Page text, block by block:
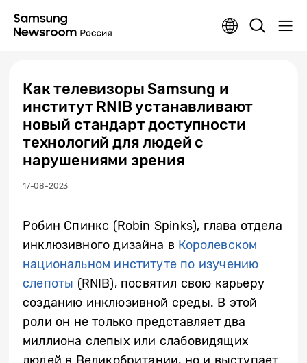
Как телевизоры Samsung и
институт RNIB устанавливают
новый стандарт доступности
технологий для людей с
нарушениями зрения
17-08-2023
Робин Спинкс (Robin Spinks), глава отдела
инклюзивного дизайна в Королевском
национальном институте по изучению
слепоты (RNIB), посвятил свою карьеру
созданию инклюзивной среды. В этой
роли он не только представляет два
миллиона слепых или слабовидящих